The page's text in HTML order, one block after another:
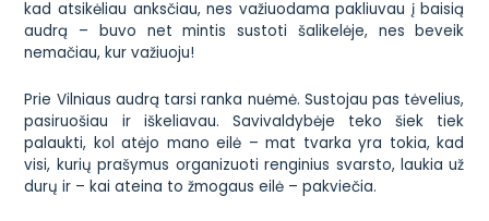
kad atsikėliau anksčiau, nes važiuodama pakliuvau į baisią
audrą – buvo net mintis sustoti šalikelėje, nes beveik
nemačiau, kur važiuoju!
Prie Vilniaus audrą tarsi ranka nuėmė. Sustojau pas tėvelius,
pasiruošiau ir iškeliavau. Savivaldybėje teko šiek tiek
palaukti, kol atėjo mano eilė – mat tvarka yra tokia, kad
visi, kurių prašymus organizuoti renginius svarsto, laukia už
durų ir – kai ateina to žmogaus eilė – pakviečia.